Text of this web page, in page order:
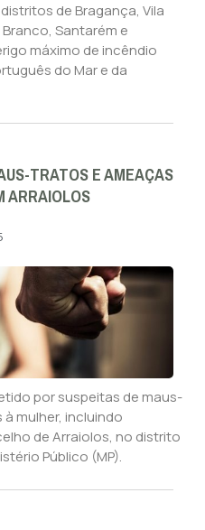
de Bragança, Vila
Santarém e
máximo de incêndio
do Mar e da
TRATOS E AMEAÇAS
ARRAIOLOS
por suspeitas de maus-
mulher, incluindo
de Arraiolos, no distrito
Público (MP).